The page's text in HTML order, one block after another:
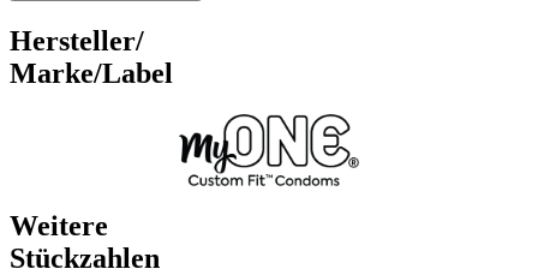
Hersteller/
Marke/Label
Weitere
Stückzahlen